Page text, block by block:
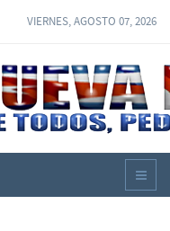
VIERNES, AGOSTO 07, 2026